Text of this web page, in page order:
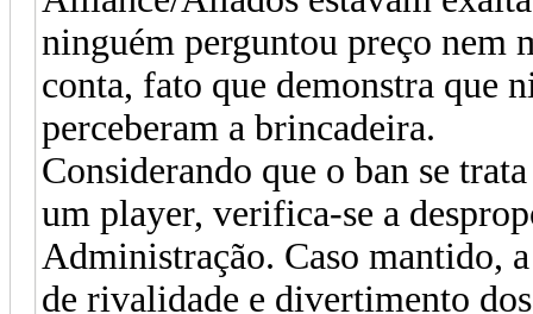
ninguém perguntou preço nem
conta, fato que demonstra que
perceberam a brincadeira.
Considerando que o ban se
um player, verifica-se a
Administração. Caso mantido,
de rivalidade e divertimento